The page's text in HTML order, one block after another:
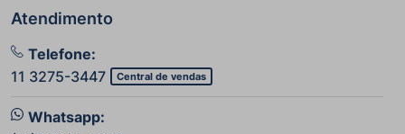
Atendimento
Telefone:
11 3275-3447
Central de vendas
Whatsapp: